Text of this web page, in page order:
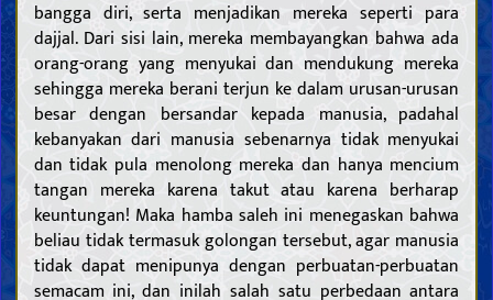
bangga diri, serta menjadikan mereka seperti para
dajjal. Dari sisi lain, mereka membayangkan bahwa ada
orang-orang yang menyukai dan mendukung mereka
sehingga mereka berani terjun ke dalam urusan-urusan
besar dengan bersandar kepada manusia, padahal
kebanyakan dari manusia sebenarnya tidak menyukai
dan tidak pula menolong mereka dan hanya mencium
tangan mereka karena takut atau karena berharap
keuntungan! Maka hamba saleh ini menegaskan bahwa
beliau tidak termasuk golongan tersebut, agar manusia
tidak dapat menipunya dengan perbuatan-perbuatan
semacam ini, dan inilah salah satu perbedaan antara